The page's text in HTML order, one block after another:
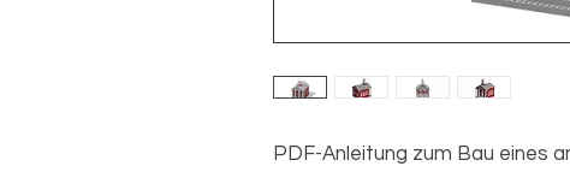
PDF-Anleitung zum Bau eines